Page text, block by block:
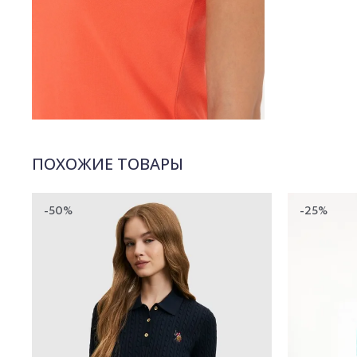
ПОХОЖИЕ ТОВАРЫ
-50% -25%